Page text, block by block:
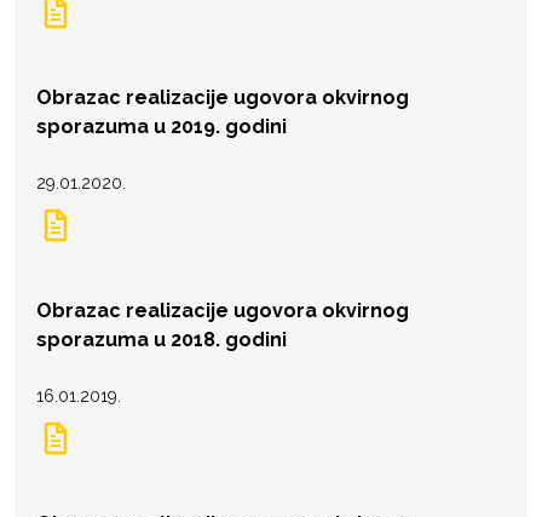
Obrazac realizacije ugovora okvirnog
sporazuma u 2019. godini
29.01.2020.
Obrazac realizacije ugovora okvirnog
sporazuma u 2018. godini
16.01.2019.